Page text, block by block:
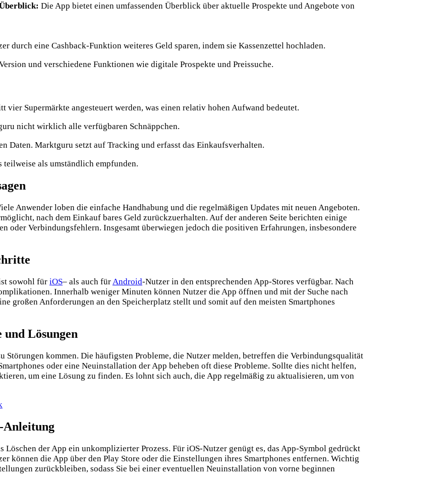
Die App bietet einen umfassenden Überblick über aktuelle Prospekte und Angebote von
durch eine Cashback-Funktion weiteres Geld sparen, indem sie Kassenzettel hochladen.
und verschiedene Funktionen wie digitale Prospekte und Preissuche.
vier Supermärkte angesteuert werden, was einen relativ hohen Aufwand bedeutet.
nicht wirklich alle verfügbaren Schnäppchen.
Daten. Marktguru setzt auf Tracking und erfasst das Einkaufsverhalten.
teilweise als umständlich empfunden.
Anwender loben die einfache Handhabung und die regelmäßigen Updates mit neuen Angeboten.
nach dem Einkauf bares Geld zurückzuerhalten. Auf der anderen Seite berichten einige
oder Verbindungsfehlern. Insgesamt überwiegen jedoch die positiven Erfahrungen, insbesondere
sowohl für iOS– als auch fürAndroid-Nutzer in den entsprechenden App-Stores verfügbar. Nach
Innerhalb weniger Minuten können Nutzer die App öffnen und mit der Suche nach
großen Anforderungen an den Speicherplatz stellt und somit auf den meisten Smartphones
Lösungen
kommen. Die häufigsten Probleme, die Nutzer melden, betreffen die Verbindungsqualität
oder eine Neuinstallation der App beheben oft diese Probleme. Sollte dies nicht helfen,
um eine Lösung zu finden. Es lohnt sich auch, die App regelmäßig zu aktualisieren, um von
der App ein unkomplizierter Prozess. Für iOS-Nutzer genügt es, das App-Symbol gedrückt
können die App über den Play Store oder die Einstellungen ihres Smartphones entfernen. Wichtig
zurückbleiben, sodass Sie bei einer eventuellen Neuinstallation von vorne beginnen